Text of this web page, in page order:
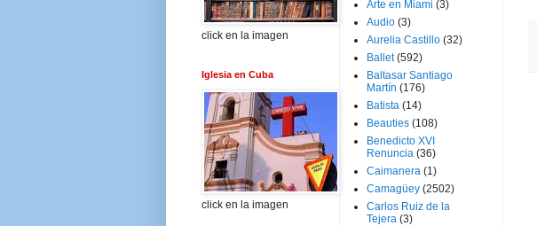
click en la imagen
Iglesia en Cuba
click en la imagen
Arte en Miami (3)
Audio (3)
Aurelia Castillo (32)
Ballet (592)
Baltasar Santiago
Martín (176)
Batista (14)
Beauties (108)
Benedicto XVI
Renuncia (36)
Caimanera (1)
Camagüey (2502)
Carlos Ruiz de la
Tejera (3)